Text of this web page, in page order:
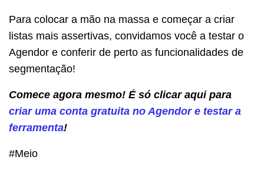
Para colocar a mão na massa e começar a criar
listas mais assertivas, convidamos você a testar o
Agendor e conferir de perto as funcionalidades de
segmentação!
Comece agora mesmo! É só clicar aqui para
criar uma conta gratuita no Agendor e testar a
ferramenta!
#Meio